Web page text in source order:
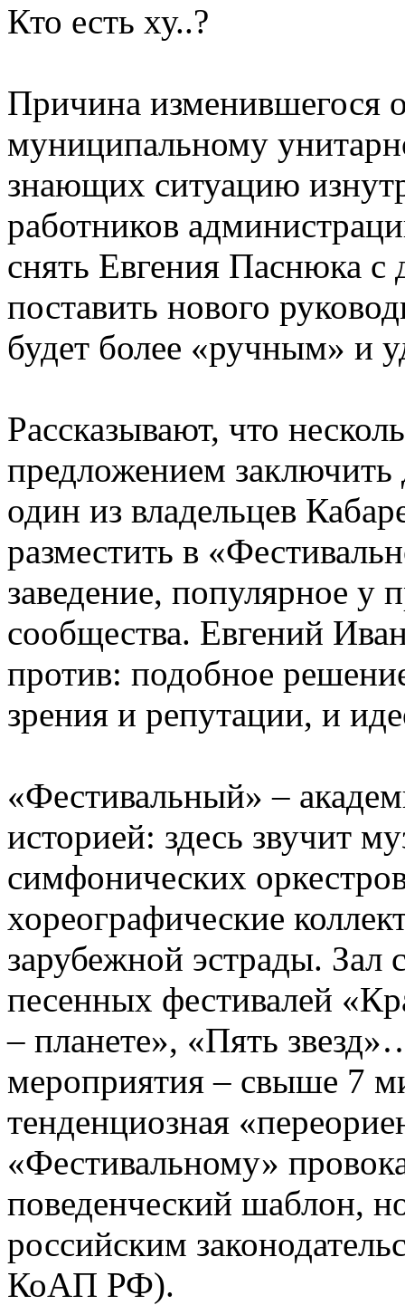
Кто есть ху..?
Причина изменившегося
муниципальному
знающих ситуацию
работников
снять Евгения Паснюка с
поставить нового
будет более «ручным» и
Рассказывают, что
предложением заключить
один из владельцев
разместить в
заведение, популярное у
сообщества. Евгений
против: подобное
зрения и репутации, и
«Фестивальный» –
историей: здесь звучит
симфонических
хореографические
зарубежной эстрады. Зал
песенных фестивалей
– планете», «Пять
мероприятия – свыше 7
тенденциозная
«Фестивальному»
поведенческий шаблон,
российским
КоАП РФ).